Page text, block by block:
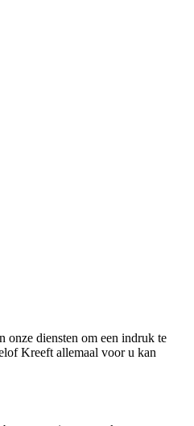
onze diensten om een indruk te
Kreeft allemaal voor u kan